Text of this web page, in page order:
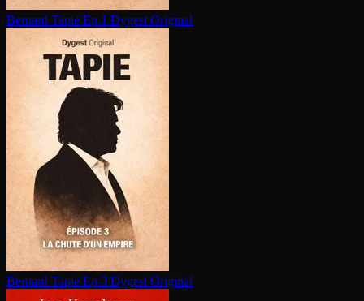
Bernard Tapie Ep.1 Dygest Original
Bernard Tapie Ep.3 Dygest Original